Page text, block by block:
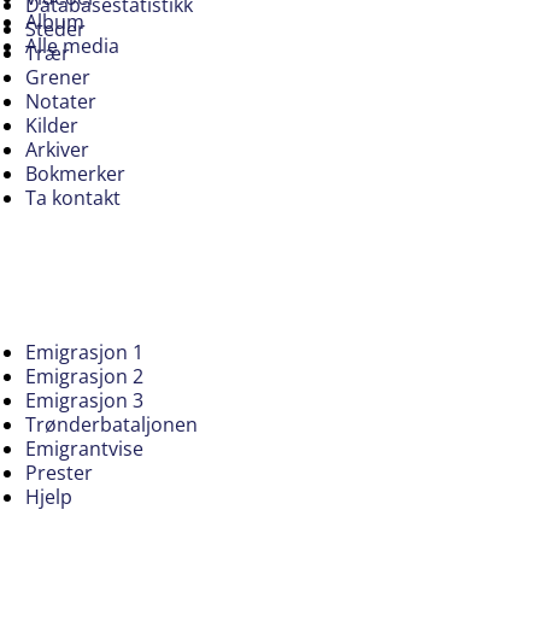
Album
Alle media
Steder
Trær
Grener
Notater
Kilder
Arkiver
Bokmerker
Ta kontakt
Emigrasjon 1
Emigrasjon 2
Emigrasjon 3
Trønderbataljonen
Emigrantvise
Prester
Hjelp